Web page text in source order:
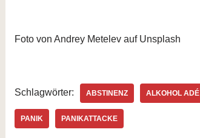
Foto von Andrey Metelev auf Unsplash
Schlagwörter: ABSTINENZ ALKOHOL ADÉ
PANIK PANIKATTACKE